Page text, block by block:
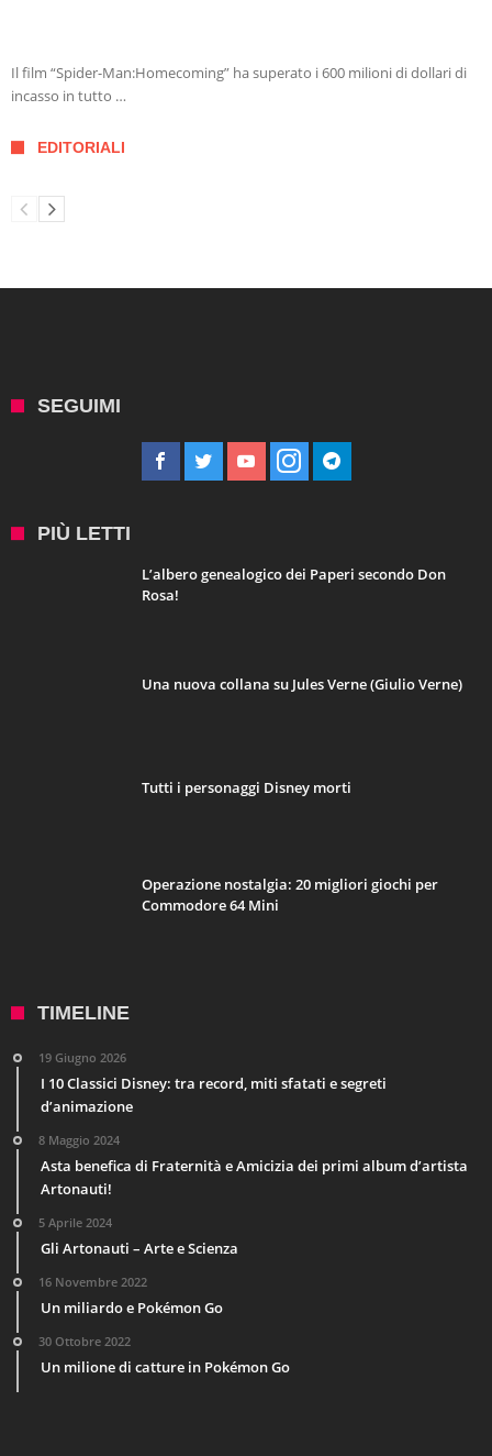
Il film “Spider-Man:Homecoming” ha superato i 600 milioni di dollari di
incasso in tutto …
EDITORIALI
SEGUIMI
PIÙ LETTI
L’albero genealogico dei Paperi secondo Don
Rosa!
Una nuova collana su Jules Verne (Giulio Verne)
Tutti i personaggi Disney morti
Operazione nostalgia: 20 migliori giochi per
Commodore 64 Mini
TIMELINE
19 Giugno 2026
I 10 Classici Disney: tra record, miti sfatati e segreti
d’animazione
8 Maggio 2024
Asta benefica di Fraternità e Amicizia dei primi album d’artista
Artonauti!
5 Aprile 2024
Gli Artonauti – Arte e Scienza
16 Novembre 2022
Un miliardo e Pokémon Go
30 Ottobre 2022
Un milione di catture in Pokémon Go